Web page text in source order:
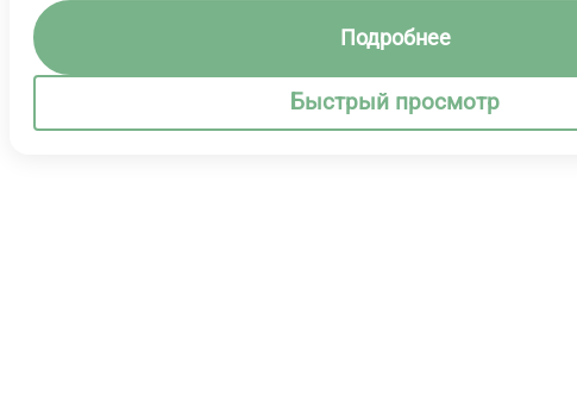
Подробнее
Быстрый просмотр